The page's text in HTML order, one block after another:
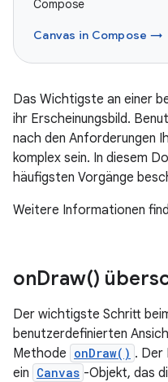
Compose
Canvas in Compose →
Das Wichtigste an einer
ihr Erscheinungsbild.
nach den Anforderungen
komplex sein. In diesem
häufigsten Vorgänge
Weitere Informationen
onDraw()
Der wichtigste Schritt
benutzerdefinierten
Methode onDraw() . Der
ein Canvas -Objekt, das